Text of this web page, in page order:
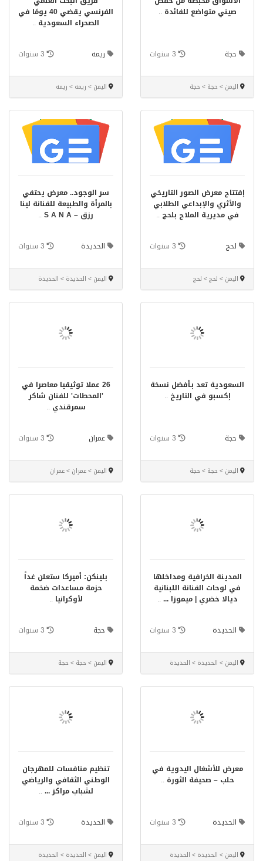
صيني متواضع للفائدة ..
حجة 3 سنوات
اليمن > حجة > حجة
الفرنسي يقضي 40 يومًا في
الصحراء السعودية ..
ريمه 3 سنوات
اليمن > ريمه > ريمه
إفتتاح معرض الصور التاريخي
والأثري والإبداعي الطلابي
في مديرية الملاح بلحج ..
لحج 3 سنوات
اليمن > لحج > لحج
سر الوجود.. معرض يحتفي
بالمرأة والطبيعة للفنانة لينا
رزق – S A N A
..
الحديدة 3 سنوات
اليمن > الحديدة > الحديدة
السعودية تعد بـأفضل نسخة
إكسبو في التاريخ ..
حجة 3 سنوات
اليمن > حجة > حجة
26 عملا توثيقيا معاصرا في
'المحطات' للفنان شاكر
سمرقندي ..
عمران 3 سنوات
اليمن > عمران > عمران
المدينة الخرافية ومداخلها
في لوحات الفنانة اللبنانية
ديالا خضري | ميموزا .....
الحديدة 3 سنوات
اليمن > الحديدة > الحديدة
بلينكن: أميركا ستعلن غداً
حزمة مساعدات ضخمة
لأوكرانيا ..
حجة 3 سنوات
اليمن > حجة > حجة
معرض للأشغال اليدوية في
حلب – صحيفة الثورة ..
الحديدة 3 سنوات
اليمن > الحديدة > الحديدة
تنظيم منافسات للمهرجان
الوطني الثقافي والرياضي
لشباب مراكز .....
الحديدة 3 سنوات
اليمن > الحديدة > الحديدة